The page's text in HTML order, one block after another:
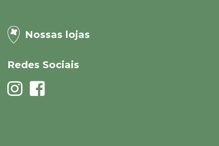
Nossas lojas
Redes Sociais